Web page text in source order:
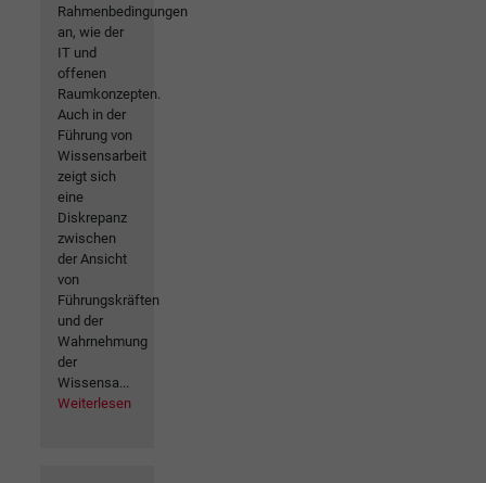
Rahmenbedingungen
an, wie der
IT und
offenen
Raumkonzepten.
Auch in der
Führung von
Wissensarbeit
zeigt sich
eine
Diskrepanz
zwischen
der Ansicht
von
Führungskräften
und der
Wahrnehmung
der
Wissensa...
Weiterlesen